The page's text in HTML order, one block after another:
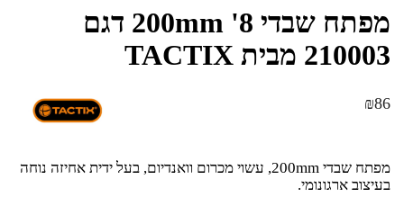
מפתח שבדי 200mm '8 דגם
210003 מבית TACTIX
₪86
מפתח שבדי 200mm, עשוי מכרום וואנדיום, בעל ידית אחיזה נוחה
בעיצוב ארגונומי.